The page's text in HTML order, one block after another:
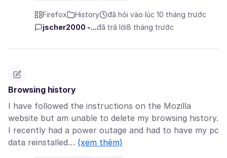
Firefox History
đã hỏi vào lúc 10 tháng trước
jscher2000 -...đã trả lời8 tháng trước
Browsing history
I have followed the instructions on the Mozilla
website but am unable to delete my browsing history.
I recently had a power outage and had to have my pc
data reinstalled… (xem thêm)